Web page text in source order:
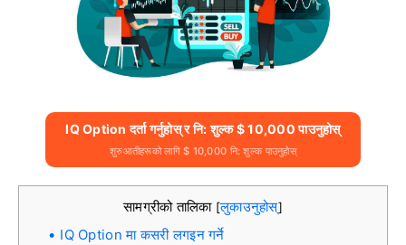
IQ Option दर्ता गर्नुहोस् र नि: शुल्क $ 10,000 पाउनुहोस्
शुरुआतीहरूको लागि $ 10,000 नि: शुल्क पाउनुहोस्
सामग्रीको तालिका [लुकाउनुहोस्]
IQ Option मा कसरी लगइन गर्ने